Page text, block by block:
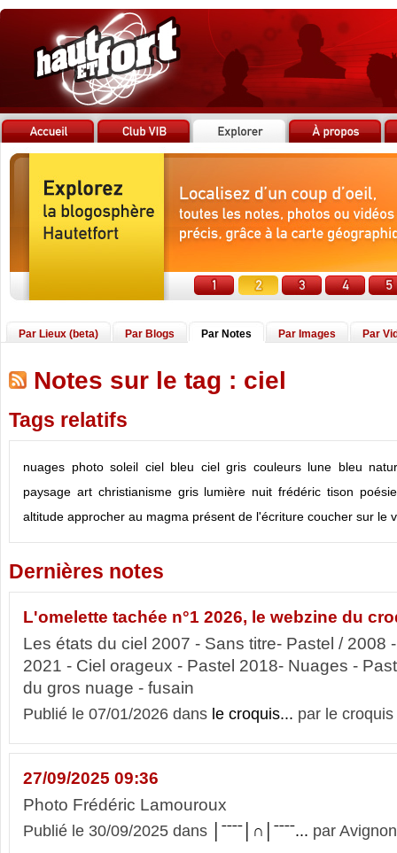
Par Lieux (beta) Par Blogs Par Notes Par Images Par
Notes sur le tag : ciel
Tags relatifs
nuages photo soleil ciel bleu ciel gris couleurs lune bleu
paysage art christianisme gris lumière nuit frédéric tison poésie
altitude approcher au magma présent de l'écriture coucher sur le
Dernières notes
L'omelette tachée n°1 2026, le webzine du
Les états du ciel 2007 - Sans titre- Pastel / 2008
2021 - Ciel orageux - Pastel 2018- Nuages -
du gros nuage - fusain
Publié le 07/01/2026 dans le croquis... par le
27/09/2025 09:36
Photo Frédéric Lamouroux
Publié le 30/09/2025 dans │ˉˉˉˉ│∩│ˉˉˉˉ... par